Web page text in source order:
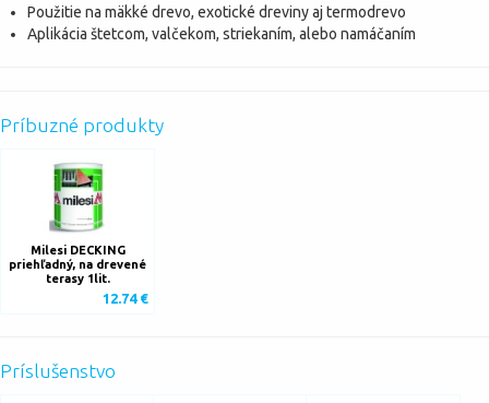
Použitie na mäkké drevo, exotické dreviny aj termodrevo
Aplikácia štetcom, valčekom, striekaním, alebo namáčaním
Príbuzné produkty
Milesi DECKING
priehľadný, na drevené
terasy 1lit.
12.74 €
Príslušenstvo